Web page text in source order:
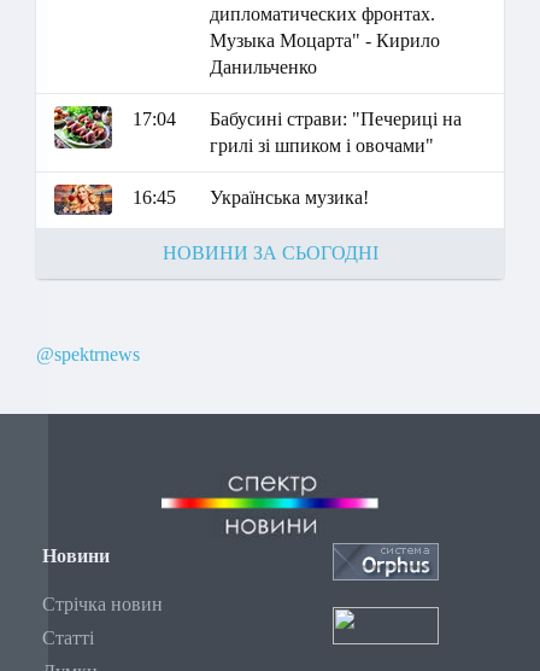
дипломатических фронтах.
Музыка Моцарта" - Кирило
Данильченко
17:04
Бабусині страви: "Печериці на
грилі зі шпиком і овочами"
16:45 Українська музика!
НОВИНИ ЗА СЬОГОДНІ
@spektrnews
Новини
Стрічка новин
Статті